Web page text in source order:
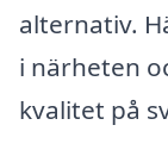
alternativ.
i närheten
kvalitet på